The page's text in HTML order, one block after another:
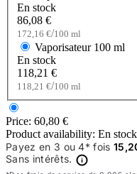
En stock
86,08 €
172,16 €/100 ml
Vaporisateur 100 ml
En stock
118,21 €
118,21 €/100 ml
Price: 60,80 €
Product availability: En stock